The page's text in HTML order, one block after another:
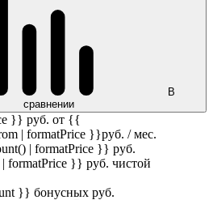
В
сравнении
}} руб. от {{
| formatPrice }}руб. / мес.
| formatPrice }} руб.
formatPrice }} руб. чистой
}} бонусных руб.